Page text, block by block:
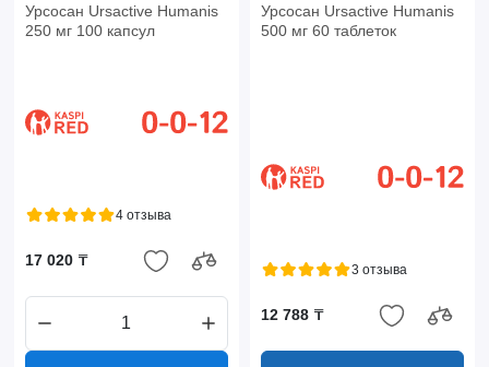
Урсосан Ursactive Humanis
250 мг 100 капсул
4 отзыва
17 020 ₸
Урсосан Ursactive Humanis
500 мг 60 таблеток
3 отзыва
12 788 ₸